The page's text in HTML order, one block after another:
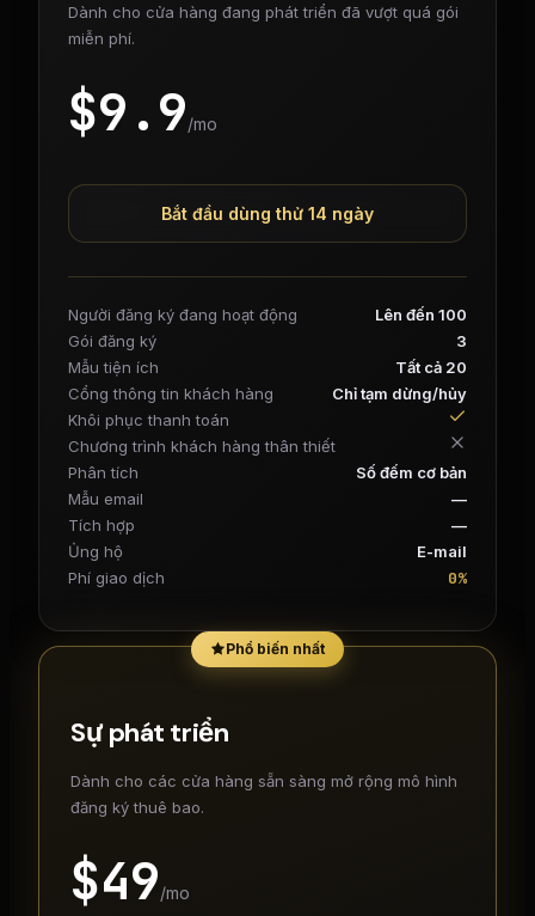
Dành cho cửa hàng đang phát triển đã vượt quá gói
miễn phí.
$9.9/mo
Bắt đầu dùng thử 14 ngày
Người đăng ký đang hoạt động
Lên đến 100
Gói đăng ký
3
Mẫu tiện ích
Tất cả 20
Cổng thông tin khách hàng
Chỉ tạm dừng/hủy
Khôi phục thanh toán
Chương trình khách hàng thân thiết
Phân tích
Số đếm cơ bản
Mẫu email
—
Tích hợp
—
Ủng hộ
E-mail
Phí giao dịch
0%
Phổ biến nhất
Sự phát triển
Dành cho các cửa hàng sẵn sàng mở rộng mô hình
đăng ký thuê bao.
$49/mo